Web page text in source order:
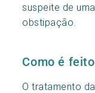
suspeite de
obstipação.
Como é
O tratamento